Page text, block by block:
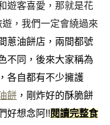
遊客喜愛，那就是花
，我們一定會繞過來
蔥油餅店，兩間都號
不同，後來大家稱為
各自都有不少擁護
餅 ，剛炸好的酥脆餅
好想念阿!! 閱讀完整食